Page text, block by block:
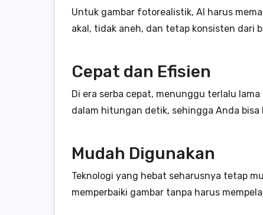
Untuk gambar fotorealistik, AI harus
akal, tidak aneh, dan tetap konsisten dari
Cepat dan Efisien
Di era serba cepat, menunggu terlalu
dalam hitungan detik, sehingga Anda
Mudah Digunakan
Teknologi yang hebat seharusnya tetap
memperbaiki gambar tanpa harus